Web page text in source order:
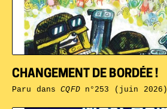
CHANGEMENT DE BORDÉE !
Paru dansCQFDn°253 (juin 2026)